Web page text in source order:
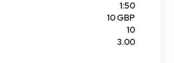
1:50
10 GBP
10
3.00